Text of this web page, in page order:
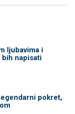
ljubavima i
bih napisati
pokret,